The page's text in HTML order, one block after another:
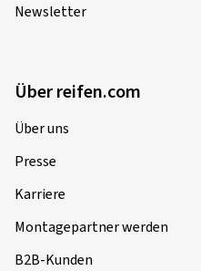
Newsletter
Über reifen.com
Über uns
Presse
Karriere
Montagepartner werden
B2B-Kunden